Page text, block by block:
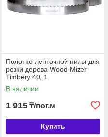
Полотно ленточной пилы для
резки дерева Wood-Mizer
Timbery 40, 1
В наличии
1 915 ₸/пог.м
Купить